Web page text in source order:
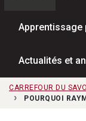
Apprentissage
Actualités et
CARREFOUR DU
POURQUOI